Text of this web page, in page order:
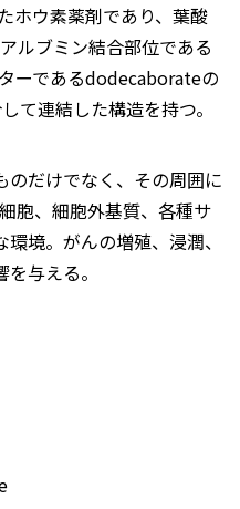
ホウ素薬剤であり、葉酸
ルブミン結合部位である
ーであるdodecaborateの
て連結した構造を持つ。
のだけでなく、その周囲に
胞、細胞外基質、各種サ
境。がんの増殖、浸潤、
与える。